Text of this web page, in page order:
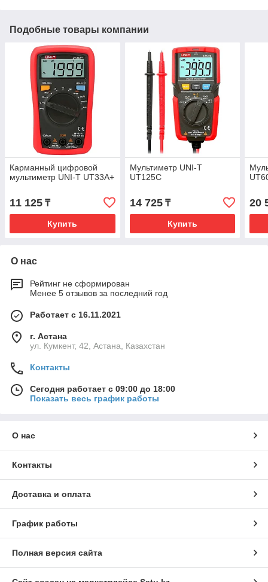
Подобные товары компании
Карманный цифровой
мультиметр UNI-T UT33A+
11 125 ₸
Купить
Мультиметр UNI-T
UT125C
14 725₸
Купить
20
О нас
Рейтинг не сформирован
Менее 5 отзывов за последний год
Работает с 16.11.2021
г. Астана
ул. Кумкент, 42, Астана, Казахстан
Контакты
Сегодня работает с 09:00 до 18:00
Показать весь график работы
О нас
Контакты
Доставка и оплата
График работы
Полная версия сайта